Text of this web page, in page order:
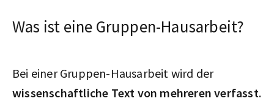
Was ist eine Gruppen-Hausarbeit?
Bei einer Gruppen-Hausarbeit wird der
wissenschaftliche Text von mehreren verfasst.